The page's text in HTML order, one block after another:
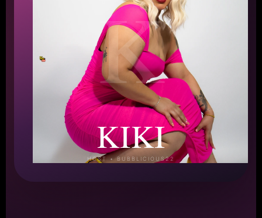
K
KIKI
HOST • BUBBLICIOUS22